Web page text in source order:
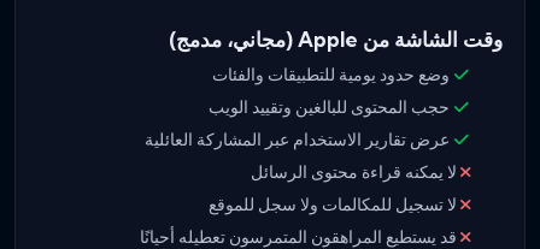
وقت الشاشة من Apple (مجاني، مدمج)
وضع حدود يومية للتطبيقات والفئات
حجب المحتوى للبالغين وتقييد الويب
عرض تقارير الاستخدام عبر المشاركة العائلية
لا يمكنه قراءة محتوى الرسائل
لا تسجيل للمكالمات ولا سجل للموقع
قد يستطيع المراهقون المتمرسون تعطيله أحيانًا